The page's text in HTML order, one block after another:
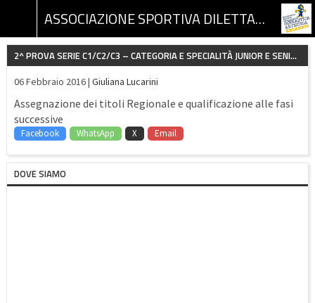
ASSOCIAZIONE SPORTIVA DILETTANTISTICA GINNASTICA ARTISTICA RECANATI
2^ PROVA SERIE C1/C2/C3 – CATEGORIA E SPECIALITÀ JUNIOR E SENIOR
06 Febbraio 2016 | Giuliana Lucarini
Assegnazione dei titoli Regionale e qualificazione alle fasi
successive
Facebook WhatsApp X Email
DOVE SIAMO